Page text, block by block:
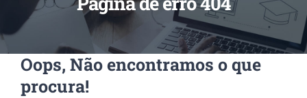
Oops, Não encontramos o que
procura!